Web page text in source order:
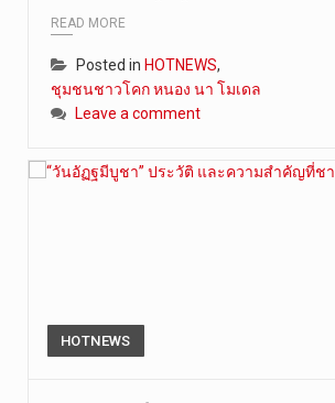
READ MORE
Posted in HOTNEWS,
ชุมชนชาวโคก หนอง นา โมเดล
Leave a comment
HOTNEWS